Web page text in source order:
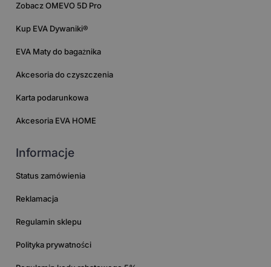
Zobacz OMEVO 5D Pro
Kup EVA Dywaniki®
EVA Maty do bagażnika
Akcesoria do czyszczenia
Karta podarunkowa
Akcesoria EVA HOME
Informacje
Status zamówienia
Reklamacja
Regulamin sklepu
Polityka prywatności